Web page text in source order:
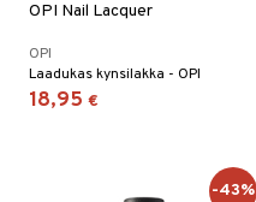
OPI Nail Lacquer
OPI
Laadukas kynsilakka - OPI
18,95 €
-43%